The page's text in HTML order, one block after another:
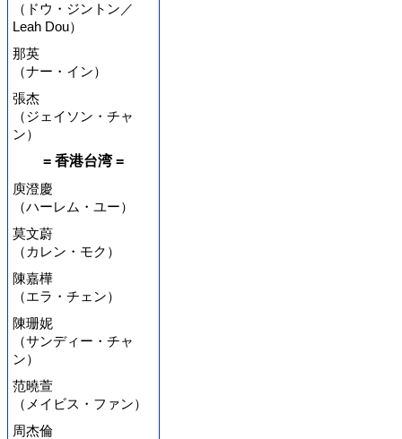
（ドウ・ジントン／
Leah Dou）
那英
（ナー・イン）
張杰
（ジェイソン・チャ
ン）
= 香港台湾 =
庾澄慶
（ハーレム・ユー）
莫文蔚
（カレン・モク）
陳嘉樺
（エラ・チェン）
陳珊妮
（サンディー・チャ
ン）
范曉萱
（メイビス・ファン）
周杰倫